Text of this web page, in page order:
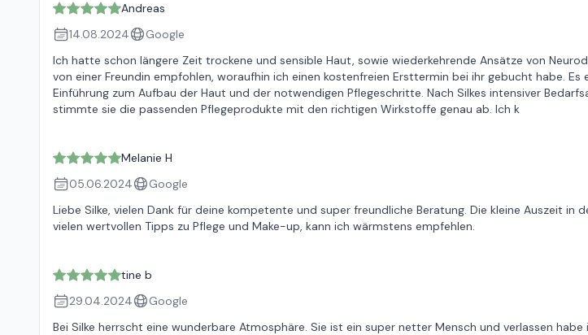
Andreas
14.08.2024
Google
Ich hatte schon längere Zeit trockene und sensible Haut, sowie wiederkehrende Ansätze von
von einer Freundin empfohlen, woraufhin ich einen kostenfreien Ersttermin bei ihr gebucht habe. Es
Einführung zum Aufbau der Haut und der notwendigen Pflegeschritte. Nach Silkes intensiver
stimmte sie die passenden Pflegeprodukte mit den richtigen Wirkstoffe genau ab. Ich k
Melanie H
05.06.2024
Google
Liebe Silke, vielen Dank für deine kompetente und super freundliche Beratung. Die kleine Auszeit in
vielen wertvollen Tipps zu Pflege und Make-up, kann ich wärmstens empfehlen.
tine b
29.04.2024
Google
Bei Silke herrscht eine wunderbare Atmosphäre. Sie ist ein super netter Mensch und verlassen